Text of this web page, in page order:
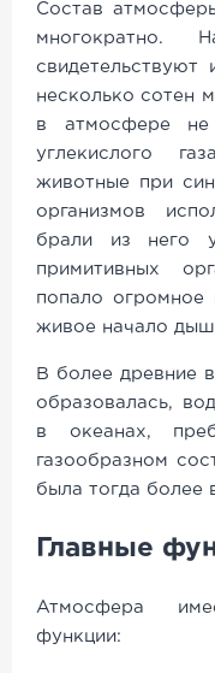
Состав
свидетельствуют
несколько сотен
в атмосфере не
углекислого
животные при
организмов
брали из него
примитивных
попало огромное
живое начало
В более древние
образовалась,
в океанах,
газообразном
была тогда более
Главные
Атмосфера
функции: